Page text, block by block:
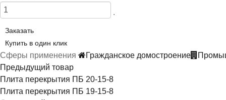
.
Заказать
Купить в один клик
Сферы применения Гражданское домостроение
Предыдущий товар
Плита перекрытия ПБ 20-15-8
Плита перекрытия ПБ 19-15-8